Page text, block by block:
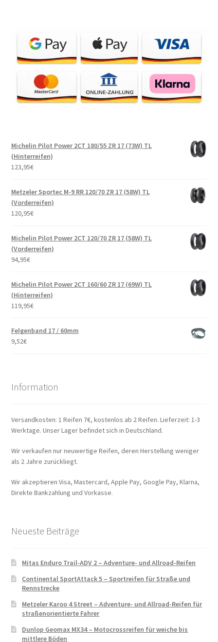
Michelin Pilot Power 2CT 180/55 ZR 17 (73W) TL
(Hinterreifen)
123,95€
Metzeler Sportec M-9 RR 120/70 ZR 17 (58W) TL
(Vorderreifen)
120,95€
Michelin Pilot Power 2CT 120/70 ZR 17 (58W) TL
(Vorderreifen)
94,95€
Michelin Pilot Power 2CT 160/60 ZR 17 (69W) TL
(Hinterreifen)
119,95€
Felgenband 17 / 60mm
9,52€
Information
Versandkosten: 1 Reifen 7€, kostenlos ab 2 Reifen. Lieferzeit: 1-3
Werktage. Unser Lager befindet sich in Deutschland.
Wir verkaufen nur neuwertige Reifen, deren Herstellung weniger
als 2 Jahre zurückliegt.
Wir akzeptieren Visa, Mastercard, Apple Pay, Google Pay, Klarna,
Direkte Bankzahlung und Vorkasse.
Neueste Beiträge
Mitas Enduro Trail-ADV 2 – Adventure- und Allroad-Reifen
Continental SportAttack 5 – Sportreifen für Straße und
Rennstrecke
Metzeler Karoo 4 Street – Adventure- und Allroad-Reifen für
straßenorientierte Fahrer
Dunlop Geomax MX34 – Motocrossreifen für weiche bis
mittlere Böden